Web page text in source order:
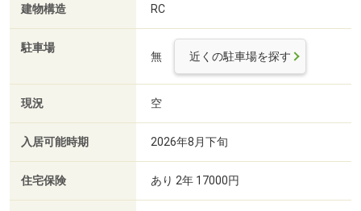
建物構造 RC
駐車場
無 近くの駐車場を探す
現況 空
入居可能時期 2026年8月下旬
住宅保険 あり 2年 17000円